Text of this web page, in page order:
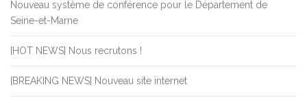
Nouveau système de conférence pour le Département de
Seine-et-Marne
[HOT NEWS] Nous recrutons !
[BREAKING NEWS] Nouveau site internet